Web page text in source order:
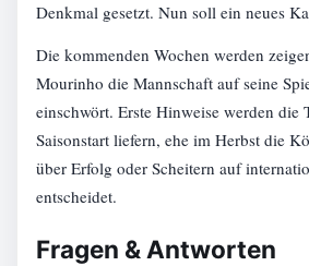
Denkmal gesetzt. Nun soll ein neues
Die kommenden Wochen werden
Mourinho die Mannschaft auf seine
einschwört. Erste Hinweise werden die
Saisonstart liefern, ehe im Herbst die
über Erfolg oder Scheitern auf
entscheidet.
Fragen & Antworten